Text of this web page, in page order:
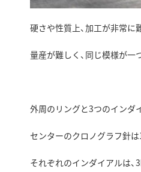
硬さや性質上、加工が非常
量産が難しく、同じ模様が
外周のリングと3つのインダ
センターのクロノグラフ針は
それぞれのインダイアルは、